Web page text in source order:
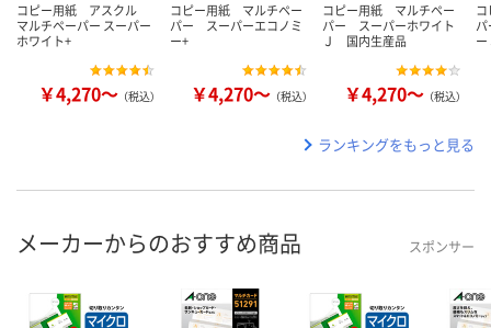
コピー用紙 アスクル
マルチペーパー スーパー
ホワイト+
￥4,270～ （税込）
コピー用紙 マルチペー
パー スーパーエコノミ
ー+
￥4,270～ （税込）
コピー用紙 マルチペー
パー スーパーホワイト
Ｊ 国内生産品
￥4,270～ （税込）
ランキングをもっと見る
メーカーからのおすすめ商品 スポンサー